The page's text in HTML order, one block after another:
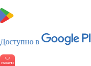
Доступно в